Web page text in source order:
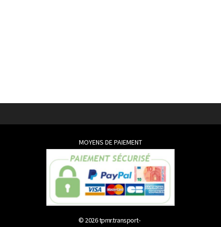
MOYENS DE PAIEMENT
© 2026tpmr.transport-